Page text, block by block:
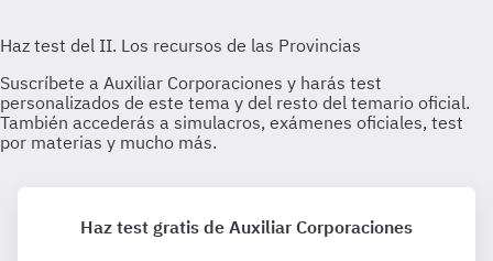
Haz test gratis de Auxiliar Corporaciones